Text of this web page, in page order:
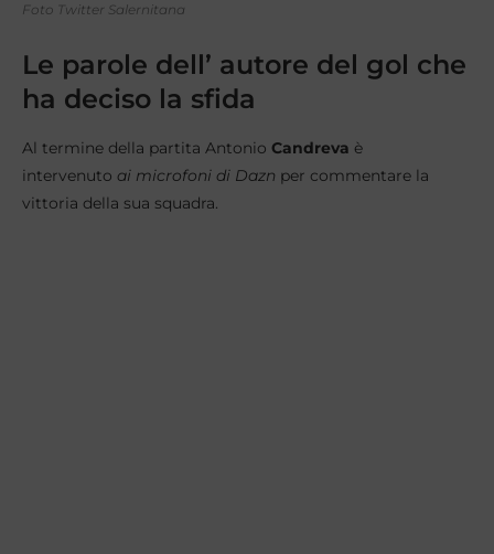
Foto Twitter Salernitana
Le parole dell’ autore del gol che
ha deciso la sfida
Al termine della partita Antonio Candreva è
intervenuto ai microfoni di Dazn per commentare la
vittoria della sua squadra.